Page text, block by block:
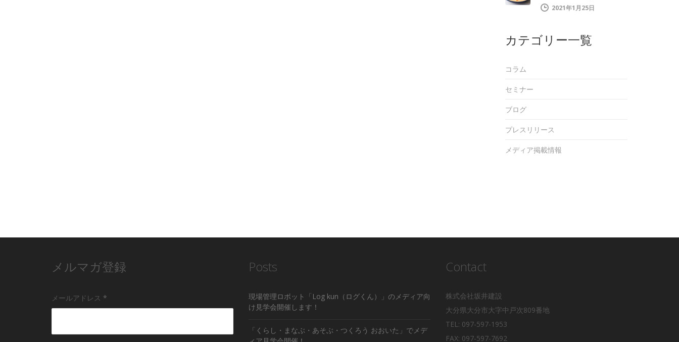
2021年1月25日
カテゴリー一覧
コラム
セミナー
ブログ
プレスリリース
メディア掲載情報
メルマガ登録
メールアドレス *
Posts
現場管理ロボット「Log kun（ログくん）」のメディア向
け見学会開催します！
「くらし・まなぶ・あそぶ・つくろう おおいた」でメデ
Contact
株式会社坂井建設
大分県大分市大字中戸次809番地
TEL: 097-597-1953
FAX: 097-597-7692